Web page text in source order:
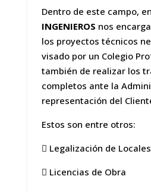
Dentro de este campo, en
INGENIEROS nos
los proyectos técnicos
visado por un Colegio
también de realizar los
completos ante la
representación del
Estos son entre otros:
 Legalización de
 Licencias de Obra